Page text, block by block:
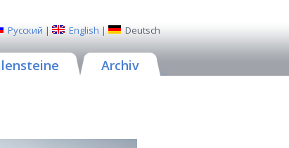
Русский | English | Deutsch
Archiv